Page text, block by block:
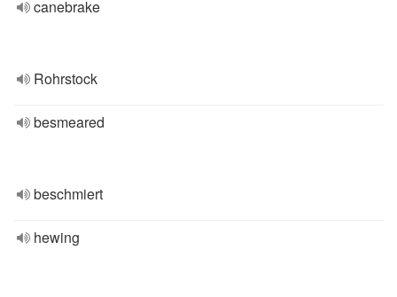
canebrake
Rohrstock
besmeared
beschmiert
hewing